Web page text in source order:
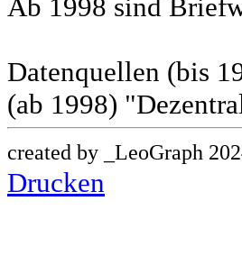
Ab 1998 sind
Datenquellen (bis
(ab 1998)
created by _LeoGraph
Drucken